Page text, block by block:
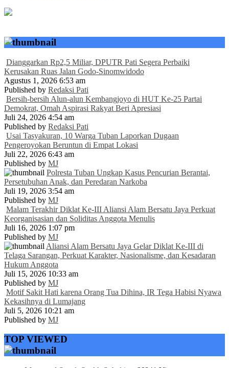
Dianggarkan Rp2,5 Miliar, DPUTR Pati Segera Perbaiki
Kerusakan Ruas Jalan Godo-Sinomwidodo
Agustus 1, 2026 6:53 am
Published by Redaksi Pati
Bersih-bersih Alun-alun Kembangjoyo di HUT Ke-25 Partai
Demokrat, Omah Aspirasi Rakyat Beri Apresiasi
Juli 24, 2026 4:54 am
Published by Redaksi Pati
Usai Tasyakuran, 10 Warga Tuban Laporkan Dugaan
Pengeroyokan Beruntun di Empat Lokasi
Juli 22, 2026 6:43 am
Published by MJ
Polresta Tuban Ungkap Kasus Pencurian Berantai,
Persetubuhan Anak, dan Peredaran Narkoba
Juli 19, 2026 3:54 am
Published by MJ
Malam Terakhir Diklat Ke-III Aliansi Alam Bersatu Jaya Perkuat
Keorganisasian dan Soliditas Anggota Menulis
Juli 16, 2026 1:07 pm
Published by MJ
Aliansi Alam Bersatu Jaya Gelar Diklat Ke-III di
Telaga Sarangan, Perkuat Karakter, Nasionalisme, dan Kesadaran
Hukum Anggota
Juli 15, 2026 10:33 am
Published by MJ
Motif Sakit Hati karena Orang Tua Dihina, IR Tega Habisi Nyawa
Kekasihnya di Lumajang
Juli 5, 2026 10:21 am
Published by MJ
TOP VIEWED